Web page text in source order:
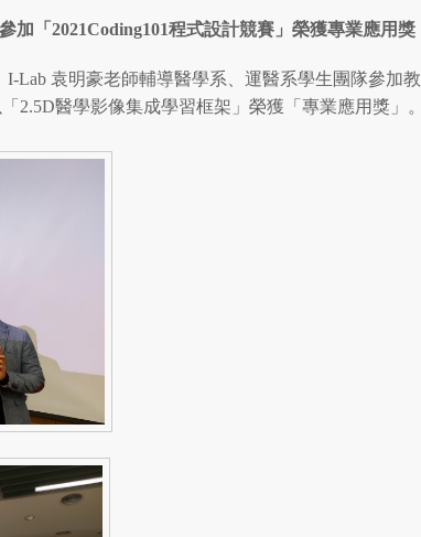
加「 2021Coding101程式設計競賽」榮獲專業應用獎
Lab 袁明豪老師輔導醫學系、運醫系學生團隊參加教
2.5D醫學影像集成學習框架」榮獲「專業應用獎」。